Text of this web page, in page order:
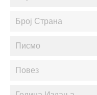
Број Страна
Писмо
Повез